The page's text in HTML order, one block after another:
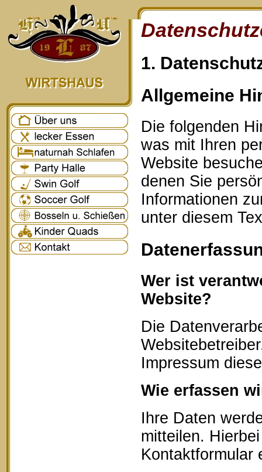
1.
Allgemeine
Die folgenden
was mit Ihren
Website
denen Sie
Informationen
unter diesem
Wer ist
Website?
Die
Impressum
Wie erfassen
Ihre Daten
mitteilen.
Kontaktformular